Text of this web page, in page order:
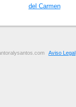
del Carmen
Aviso Legal